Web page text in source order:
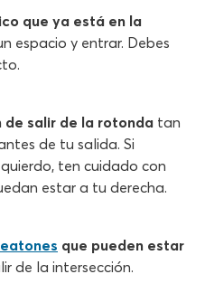
que ya está en la
espacio y entrar. Debes
de salir de la rotonda tan
de tu salida. Si
ten cuidado con
estar a tu derecha.
que pueden estar
de la intersección.